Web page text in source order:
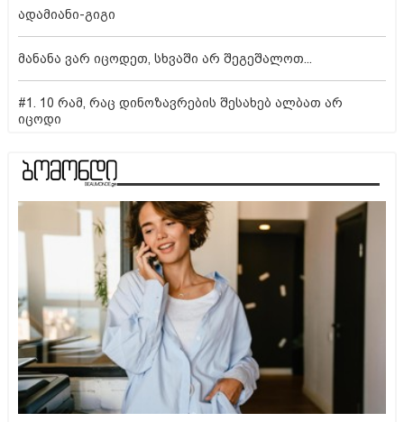
ადამიანი-გიგი
მანანა ვარ იცოდეთ, სხვაში არ შეგეშალოთ...
#1. 10 რამ, რაც დინოზავრების შესახებ ალბათ არ
იცოდი